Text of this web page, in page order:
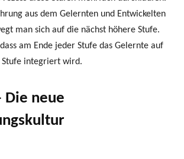
aus dem Gelernten und Entwickelten
man sich auf die nächst höhere Stufe.
am Ende jeder Stufe das Gelernte auf
Stufe integriert wird.
Die neue